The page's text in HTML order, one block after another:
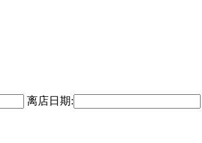
离店日期: